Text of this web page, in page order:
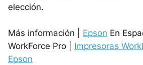
elección.
Más información | Epson En
WorkForce Pro | Impresoras
Epson